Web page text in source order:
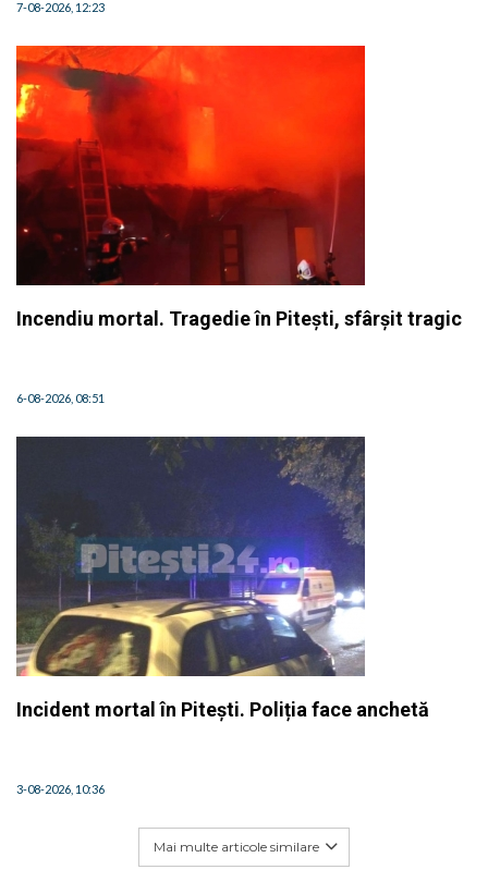
7-08-2026, 12:23
Incendiu mortal. Tragedie în Pitești, sfârșit tragic
6-08-2026, 08:51
Incident mortal în Pitești. Poliția face anchetă
3-08-2026, 10:36
Mai multe articole similare